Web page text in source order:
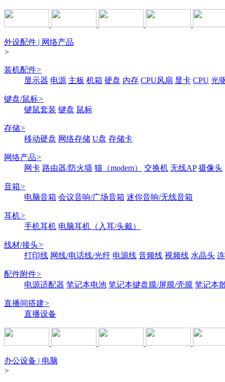
外设配件 | 网络产品
>
装机配件>
显示器 电源 主板 机箱 硬盘 内存 CPU风扇 显卡 CPU 光
键盘/鼠标>
键鼠套装 键盘 鼠标
存储>
移动硬盘 网络存储 U盘 存储卡
网络产品>
网卡 路由器/防火墙 猫（modem） 交换机 无线AP 摄像头
音箱>
电脑音箱 会议音响/广场音箱 迷你音响/无线音箱
耳机>
手机耳机 电脑耳机（入耳/头戴）
线材/接头>
打印线 网线/电话线/光纤 电源线 音频线 视频线 水晶头
配件附件>
电源适配器 笔记本电池 笔记本键盘膜/屏膜/壳膜 笔记本
直播间搭建>
直播设备
办公设备 | 电脑
>